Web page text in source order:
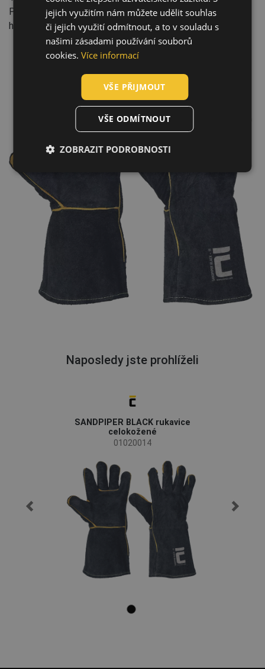
Průmysl: stavba, strojírenství, automobilový průmysl,
hornictví a těžba, těžký průmysl
Naposledy jste prohlíželi
SANDPIPER BLACK rukavice
celokožené
01020014
HUNGARIAN
SLOVAK
ROMANIAN
DUTCH
LATVIAN
jejich využitím nám můžete udělit souhlas
či jejich využití odmítnout, a to v souladu s
našimi zásadami používání souborů
cookies. Více informací
VŠE PŘIJMOUT
VŠE ODMÍTNOUT
ZOBRAZIT PODROBNOSTI